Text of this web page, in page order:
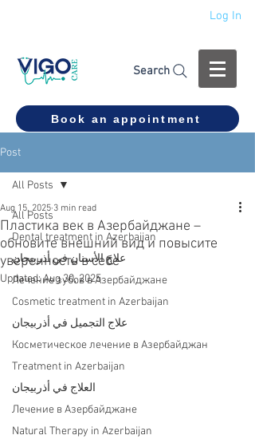
Log In
Search
Book an appointment
Post
All Posts
Dental treatment in Azerbaijan
علاج الأسنان في أذربيجان
Лечение зубов в Азербайджане
Cosmetic treatment in Azerbaijan
علاج التجميل في أذربيجان
Косметическое лечение в Азербайджан
Treatment in Azerbaijan
العلاج في أذربيجان
Лечение в Азербайджане
Natural Therapy in Azerbaijan
All Posts
Пластика век в Азербайджане –
обновите внешний вид и повысите
уверенность в себе
Aug 15, 2025 3 min read
Updated:Aug 30, 2025